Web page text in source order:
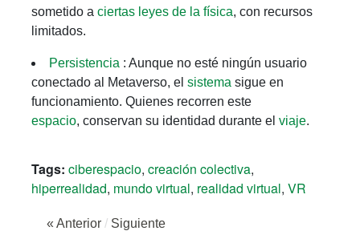
sometido a ciertas leyes de la física, con recursos
limitados.
Persistencia : Aunque no esté ningún usuario
conectado al Metaverso, el sistema sigue en
funcionamiento. Quienes recorren este
espacio, conservan su identidad durante el viaje.
Tags: ciberespacio, creación colectiva,
hiperrealidad, mundo virtual, realidad virtual, VR
« Anterior / Siguiente